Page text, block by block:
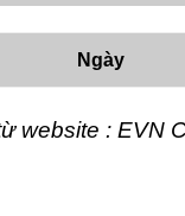
Ngày
website : EVN